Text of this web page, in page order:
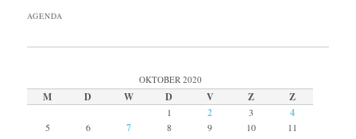
AGENDA
OKTOBER 2020
M D W D V Z Z
1 2 3 4
5 6 7 8 9 10 11